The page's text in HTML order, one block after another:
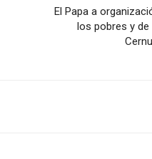
El Papa a
los pobres y